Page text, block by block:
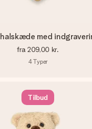
med
fra 209,00 kr.
4Typer
Tilbud